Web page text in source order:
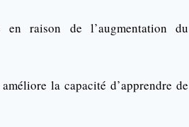
raison de l’augmentation du
la capacité d’apprendre de